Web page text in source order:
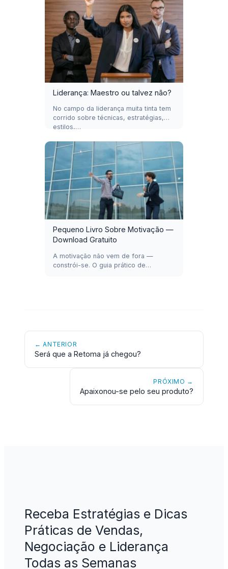
Liderança: Maestro ou talvez não?
No campo da liderança muita tinta tem
corrido sobre técnicas, estratégias,
estilos,…
Pequeno Livro Sobre Motivação —
Download Gratuito
A motivação não vem de fora —
constrói-se. O guia prático de…
← ANTERIOR
Será que a Retoma já chegou?
PRÓXIMO →
Apaixonou-se pelo seu produto?
Receba Estratégias e Dicas
Práticas de Vendas,
Negociação e Liderança
Todas as Semanas